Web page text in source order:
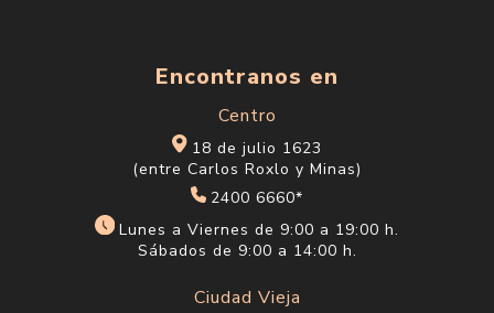
Encontranos en
Centro
18 de julio 1623
(entre Carlos Roxlo y Minas)
2400 6660*
Lunes a Viernes de 9:00 a 19:00 h.
Sábados de 9:00 a 14:00 h.
Ciudad Vieja